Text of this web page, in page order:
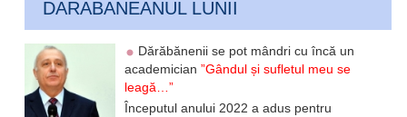
DARABANEANUL LUNII
Dărăbănenii se pot mândri cu încă un
academician”Gândul și sufletul meu se
leagă…”
Începutul anului 2022 a adus pentru